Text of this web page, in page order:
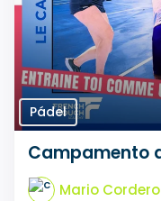
Pádel
Mario Cordero